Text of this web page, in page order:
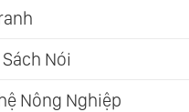
Nói
Nông Nghiệp